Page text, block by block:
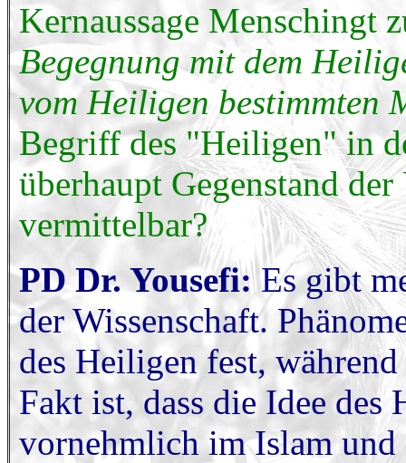
Kernaussage Menschingt
Begegnung mit dem
vom Heiligen bestimmten
Begriff des "Heiligen" in
überhaupt Gegenstand
vermittelbar?
PD Dr. Yousefi:Es gibt
der Wissenschaft.
des Heiligen fest,
Fakt ist, dass die Idee
vornehmlich im Islam